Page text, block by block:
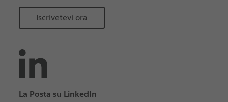
Iscrivetevi ora
La Posta su LinkedIn